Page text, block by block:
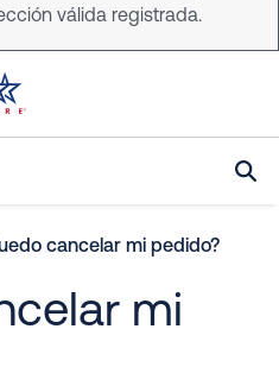
válida registrada.
cancelar mi pedido?
mi